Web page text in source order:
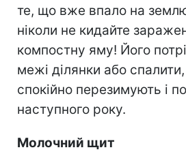
те, що вже впало на
ніколи не кидайте
компостну яму! Його
межі ділянки або
спокійно перезимують і
наступного року.
Молочний щит